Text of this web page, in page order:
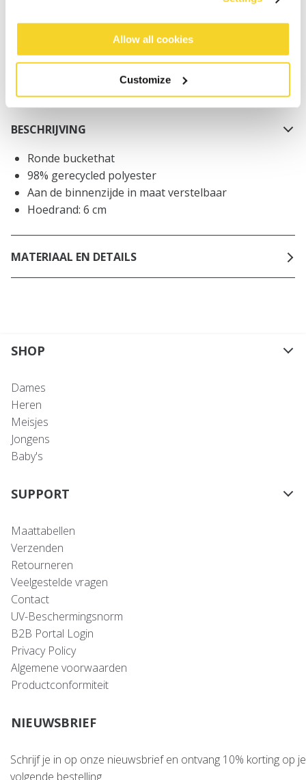
Allow all cookies
Customize
Bestellingen die op werkdagen vóór 12:00 uur
worden geplaatst, worden dezelfde dag verzonden
Gratis verzending voor orders boven € 50,- binnen
Binnen 30 dagen retourneren
BESCHRIJVING
Ronde buckethat
98% gerecycled polyester
Aan de binnenzijde in maat verstelbaar
Hoedrand: 6 cm
MATERIAAL EN DETAILS
SHOP
Dames
Heren
Meisjes
Jongens
Baby's
SUPPORT
Maattabellen
Verzenden
Retourneren
Veelgestelde vragen
Contact
UV-Beschermingsnorm
B2B Portal Login
Privacy Policy
Algemene voorwaarden
Productconformiteit
NIEUWSBRIEF
Schrijf je in op onze nieuwsbrief en ontvang 10% korting op je
volgende bestelling